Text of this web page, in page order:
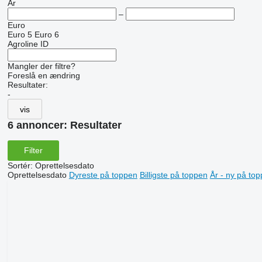
År
–
Euro
Euro 5 Euro 6
Agroline ID
Mangler der filtre?
Foreslå en ændring
Resultater:
-
vis
6 annoncer: Resultater
Filter
Sortér: Oprettelsesdato
Oprettelsesdato Dyreste på toppen Billigste på toppen År - ny på